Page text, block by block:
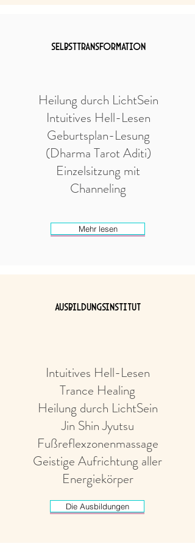
SELBSTTRANSFORMATION
Heilung durch LichtSein
Intuitives Hell-Lesen
Geburtsplan-Lesung
(Dharma Tarot Aditi)
Einzelsitzung mit
Channeling
Mehr lesen
Ausbildungsinstitut
Intuitives Hell-Lesen
Trance Healing
Heilung durch LichtSein
Jin Shin Jyutsu
Fußreflexzonenmassage
Geistige Aufrichtung aller
Energiekörper
Die Ausbildungen